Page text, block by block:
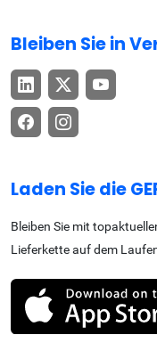
Bleiben Sie in
Laden Sie die
Bleiben Sie mit
Lieferkette auf dem